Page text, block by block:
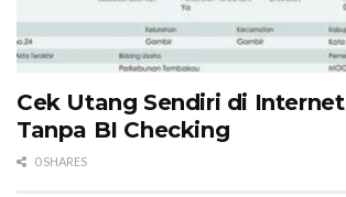
Cek Utang Sendiri di Internet
Tanpa BI Checking
0 SHARES